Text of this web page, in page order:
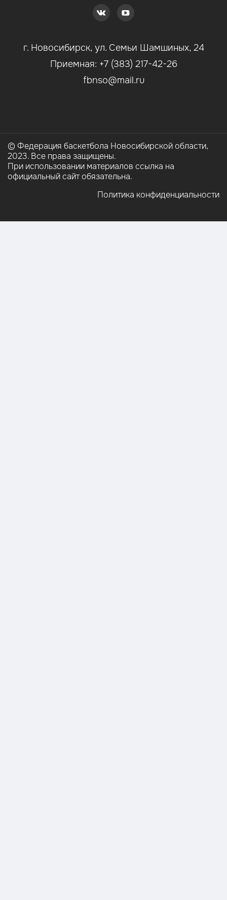
г. Новосибирск, ул. Семьи Шамшиных, 24
Приемная: +7 (383) 217-42-26
fbnso@mail.ru
© Федерация баскетбола Новосибирской области,
2023. Все права защищены.
При использовании материалов ссылка на
официальный сайт обязательна.
Политика конфиденциальности